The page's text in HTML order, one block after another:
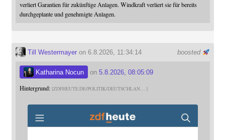
verliert Garantien für zukünftige Anlagen. Windkraft verliert sie für bereits
durchgeplante und genehmigte Anlagen.
boosted
Till Westermayeron 6.8.2026, 11:34:14
Katharina Nocun on 5.8.2026, 08:05:09
Hintergrund: ZDFHEUTE.DE/POLITIK/DEUTSCHLAN